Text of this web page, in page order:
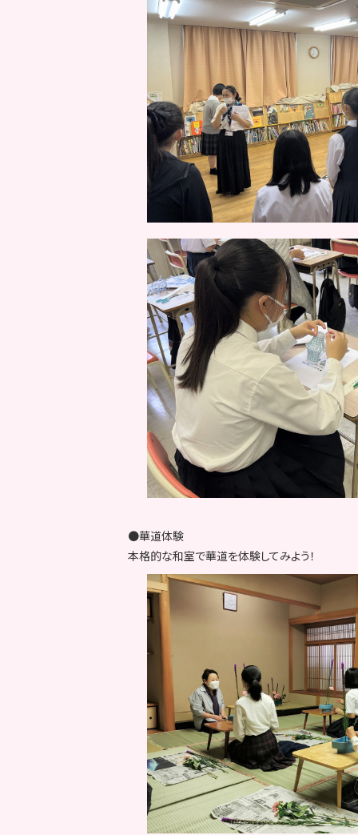
●華道体験
本格的な和室で華道を体験してみよう！